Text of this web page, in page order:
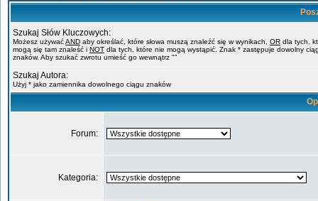
Szukaj Słów Kluczowych:
Możesz używaćAND aby określać, które słowa muszą znaleźć się w wynikach, OR dla tych,
mogą się tam znaleść i NOT dla tych, które nie mogą wystąpić. Znak * zastępuje dowolny
znaków. Aby szukać zwrotu umieść go wewnątrz ""
Szukaj Autora:
Użyj * jako zamiennika dowolnego ciągu znaków
Forum:
Kategoria: